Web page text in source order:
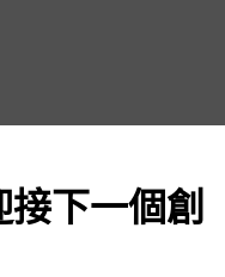
下一個創